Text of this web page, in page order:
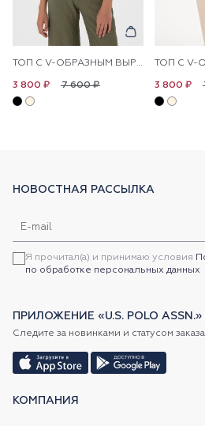
ТОП С V-ОБРАЗНЫМ ВЫРЕЗОМ
7 600 ₽
3 800 ₽ 3 800 ₽
КОМПАНИЯ
НОВОСТНАЯ РАССЫЛКА
Я прочитал(а) и принимаю условия
по обработке персональных данных
ПРИЛОЖЕНИЕ «U.S. POLO ASSN.»
Следите за новинками и статусом